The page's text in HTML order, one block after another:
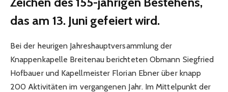
das am 13. Juni gefeiert wird.
Bei der heurigen Jahreshauptversammlung der
Knappenkapelle Breitenau berichteten Obmann Siegfried
Hofbauer und Kapellmeister Florian Ebner über knapp
200 Aktivitäten im vergangenen Jahr. Im Mittelpunkt der